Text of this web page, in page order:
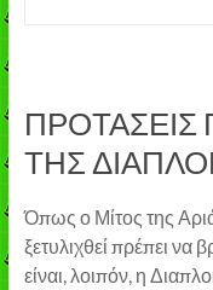
ΠΡΟΤΑΣΕΙΣ
ΤΗΣ
Όπως ο Μίτος της
ξετυλιχθεί πρέπει να
είναι, λοιπόν, η